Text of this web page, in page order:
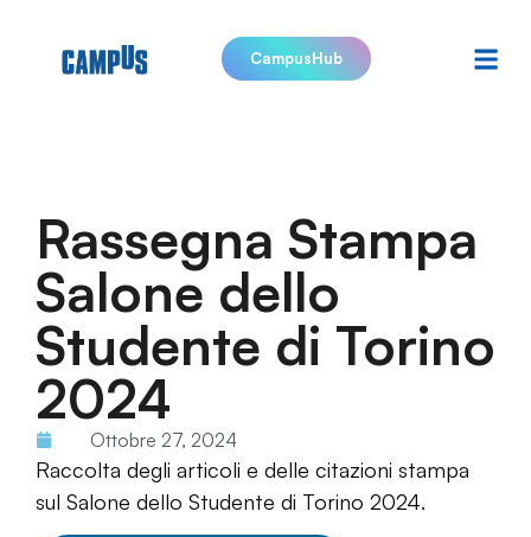
CampusHub
Rassegna Stampa
Salone dello
Studente di Torino
2024
Ottobre 27, 2024
Raccolta degli articoli e delle citazioni stampa
sul Salone dello Studente di Torino 2024.